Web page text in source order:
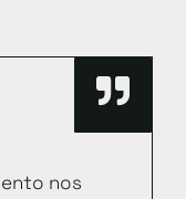
nos